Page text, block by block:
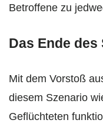
Betroffene zu
Das Ende
Mit dem Vorstoß
diesem Szenario
Geflüchteten